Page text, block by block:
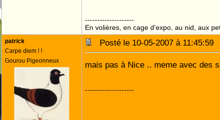
--------------------
En volières, en cage d'expo, au nid, aux
patrick
Carpe diem ! !
Gourou Pigeonneux
Posté le 10-05-2007 à
mais pas à Nice .. meme avec des
--------------------